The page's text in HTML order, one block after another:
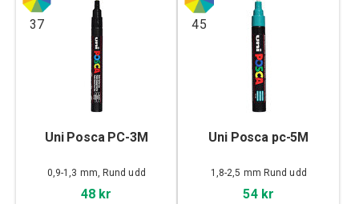
37
Uni Posca PC-3M
0,9-1,3 mm, Rund udd
48 kr
45
Uni Posca pc-5M
1,8-2,5 mm Rund udd
54 kr